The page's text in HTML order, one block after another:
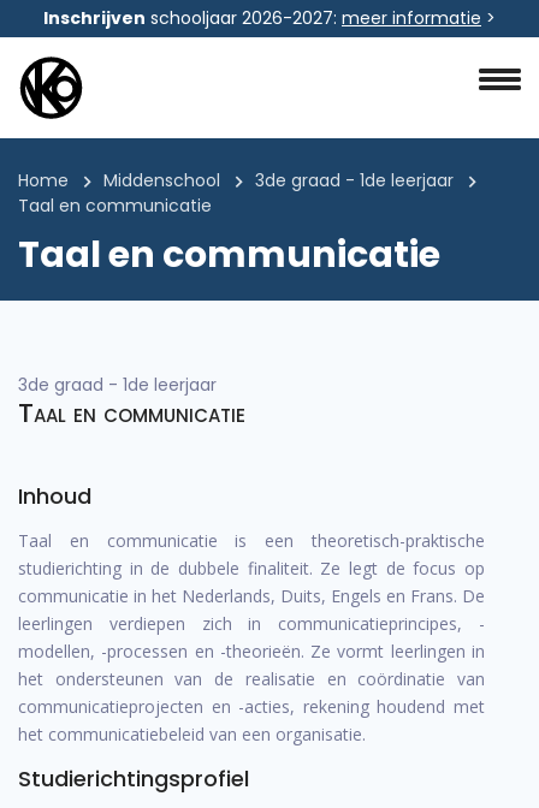
Inschrijven schooljaar 2026-2027: meer informatie >
Home Middenschool
3de graad - 1de leerjaar
Taal en communicatie
Taal en communicatie
3de graad - 1de leerjaar
Taal en communicatie
Inhoud
Taal en communicatie is een theoretisch-praktische
studierichting in de dubbele finaliteit. Ze legt de focus op
communicatie in het Nederlands, Duits, Engels en Frans. De
leerlingen verdiepen zich in communicatieprincipes, -
modellen, -processen en -theorieën. Ze vormt leerlingen in
het ondersteunen van de realisatie en coördinatie van
communicatieprojecten en -acties, rekening houdend met
het communicatiebeleid van een organisatie.
Studierichtingsprofiel